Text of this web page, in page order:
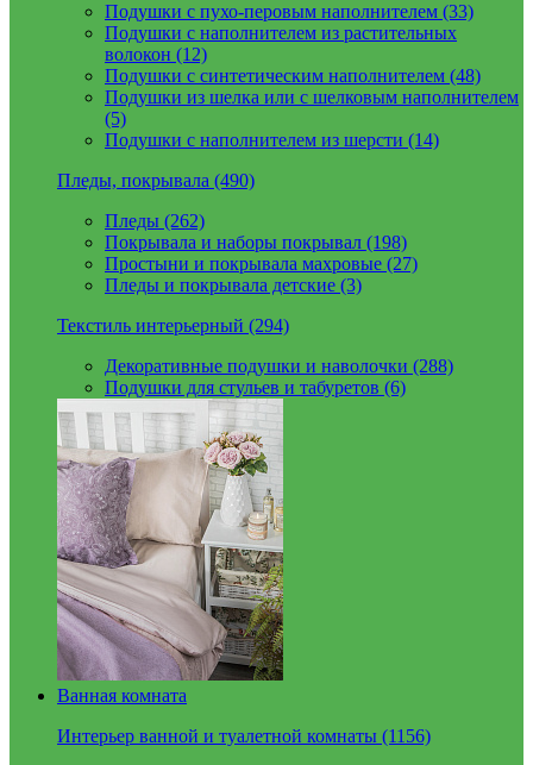
Подушки с пухо-перовым наполнителем (33)
Подушки с наполнителем из растительных
волокон (12)
Подушки с синтетическим наполнителем (48)
Подушки из шелка или с шелковым наполнителем
(5)
Подушки с наполнителем из шерсти (14)
Пледы, покрывала (490)
Пледы (262)
Покрывала и наборы покрывал (198)
Простыни и покрывала махровые (27)
Пледы и покрывала детские (3)
Текстиль интерьерный (294)
Декоративные подушки и наволочки (288)
Подушки для стульев и табуретов (6)
Ванная комната
Интерьер ванной и туалетной комнаты (1156)